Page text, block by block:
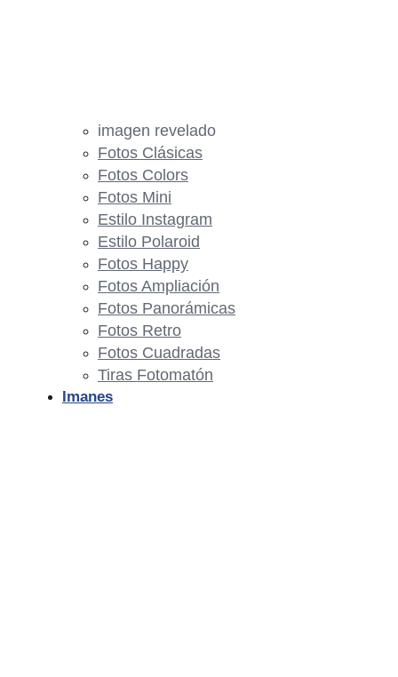
imagen revelado
Fotos Clásicas
Fotos Colors
Fotos Mini
Estilo Instagram
Estilo Polaroid
Fotos Happy
Fotos Ampliación
Fotos Panorámicas
Fotos Retro
Fotos Cuadradas
Tiras Fotomatón
Imanes